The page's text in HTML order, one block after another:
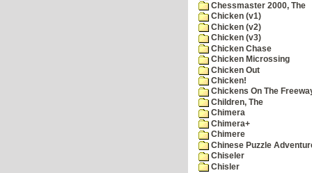
Chessmaster 2000, The
Chicken (v1)
Chicken (v2)
Chicken (v3)
Chicken Chase
Chicken Microssing
Chicken Out
Chicken!
Chickens On The
Children, The
Chimera
Chimera+
Chimere
Chinese Puzzle
Chiseler
Chisler